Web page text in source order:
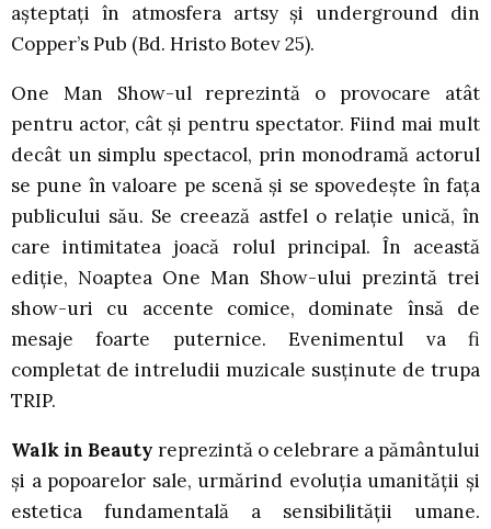
așteptați în atmosfera artsy și underground din
Copper’s Pub (Bd. Hristo Botev 25).
One Man Show-ul reprezintă o provocare atât
pentru actor, cât și pentru spectator. Fiind mai mult
decât un simplu spectacol, prin monodramă actorul
se pune în valoare pe scenă și se spovedește în fața
publicului său. Se creează astfel o relație unică, în
care intimitatea joacă rolul principal. În această
ediție, Noaptea One Man Show-ului prezintă trei
show-uri cu accente comice, dominate însă de
mesaje foarte puternice. Evenimentul va fi
completat de intreludii muzicale susținute de trupa
TRIP.
Walk in Beauty reprezintă o celebrare a pământului
și a popoarelor sale, urmărind evoluția umanității și
estetica fundamentală a sensibilității umane.